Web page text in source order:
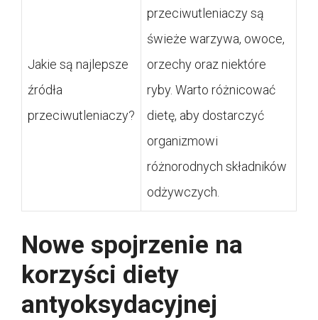
Jakie są najlepsze
źródła
przeciwutleniaczy?
przeciwutleniaczy są
świeże warzywa, owoce,
orzechy oraz niektóre
ryby. Warto różnicować
dietę, aby dostarczyć
organizmowi
różnorodnych składników
odżywczych.
Nowe spojrzenie na
korzyści diety
antyoksydacyjnej